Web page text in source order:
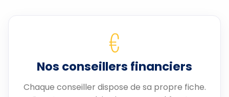
€
Nos conseillers financiers
Chaque conseiller dispose de sa propre fiche.